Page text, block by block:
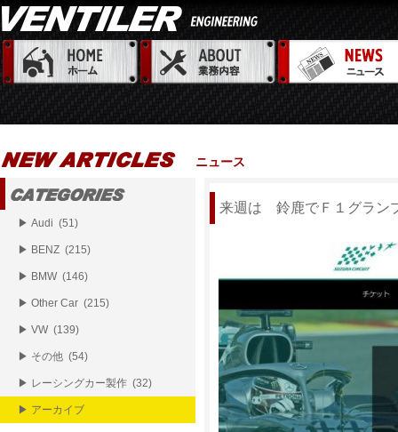
ニュース
来週は 鈴鹿でＦ１グラン
▶ Audi (51)
▶ BENZ (215)
▶ BMW (146)
▶ Other Car (215)
▶ VW (139)
▶ その他 (54)
▶ レーシングカー製作 (32)
▶ アーカイブ